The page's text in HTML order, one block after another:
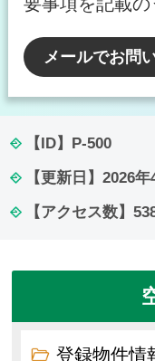
メールでお問
【ID】 P-500
【更新日】 2026年
【アクセス数】
登録物件情